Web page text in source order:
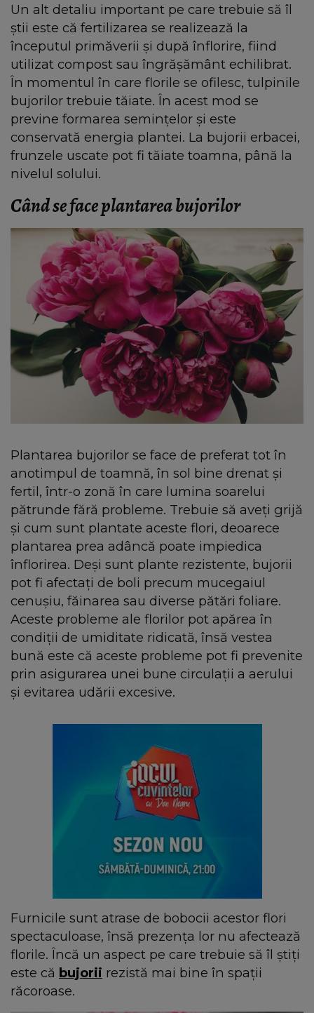
Un alt detaliu important pe care trebuie să îl
știi este că fertilizarea se realizează la
începutul primăverii și după înflorire, fiind
utilizat compost sau îngrășământ echilibrat.
În momentul în care florile se ofilesc, tulpinile
bujorilor trebuie tăiate. În acest mod se
previne formarea semințelor și este
conservată energia plantei. La bujorii erbacei,
frunzele uscate pot fi tăiate toamna, până la
nivelul solului.
Când se face plantarea bujorilor
Plantarea bujorilor se face de preferat tot în
anotimpul de toamnă, în sol bine drenat și
fertil, într-o zonă în care lumina soarelui
pătrunde fără probleme. Trebuie să aveți grijă
și cum sunt plantate aceste flori, deoarece
plantarea prea adâncă poate impiedica
înflorirea. Deși sunt plante rezistente, bujorii
pot fi afectați de boli precum mucegaiul
cenușiu, făinarea sau diverse pătări foliare.
Aceste probleme ale florilor pot apărea în
condiții de umiditate ridicată, însă vestea
bună este că aceste probleme pot fi prevenite
prin asigurarea unei bune circulații a aerului
și evitarea udării excesive.
Furnicile sunt atrase de bobocii acestor flori
spectaculoase, însă prezența lor nu afectează
florile. Încă un aspect pe care trebuie să îl știți
este că bujorii rezistă mai bine în spații
răcoroase.